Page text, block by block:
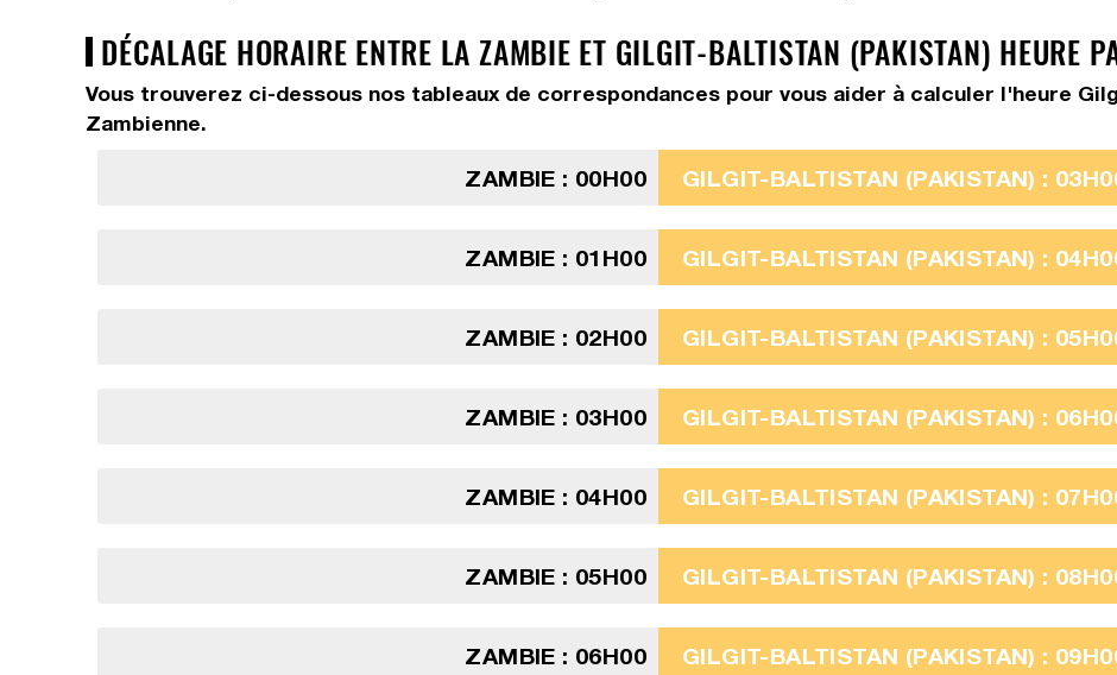
DÉCALAGE HORAIRE ENTRE LA ZAMBIE ET GILGIT-BALTISTAN (PAKISTAN) HEURE
Vous trouverez ci-dessous nos tableaux de correspondances pour vous aider à calculer l'heure
Zambienne.
ZAMBIE : 00H00 GILGIT-BALTISTAN (PAKISTAN) :
ZAMBIE : 01H00 GILGIT-BALTISTAN (PAKISTAN) :
ZAMBIE : 02H00 GILGIT-BALTISTAN (PAKISTAN) :
ZAMBIE : 03H00 GILGIT-BALTISTAN (PAKISTAN) :
ZAMBIE : 04H00 GILGIT-BALTISTAN (PAKISTAN) :
ZAMBIE : 05H00 GILGIT-BALTISTAN (PAKISTAN) :
ZAMBIE : 06H00 GILGIT-BALTISTAN (PAKISTAN) :